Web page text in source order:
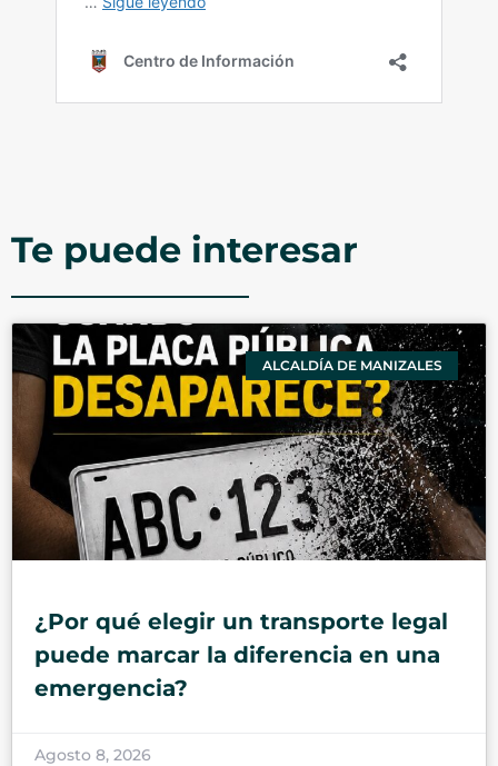
Te puede interesar
ALCALDÍA DE MANIZALES
¿Por qué elegir un transporte legal
puede marcar la diferencia en una
emergencia?
Agosto 8, 2026